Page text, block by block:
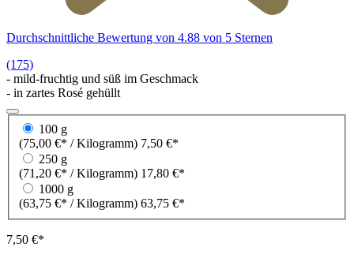
Durchschnittliche Bewertung von 4.88 von 5 Sternen
(175)
- mild-fruchtig und süß im Geschmack
- in zartes Rosé gehüllt
100 g
(75,00 €* / Kilogramm) 7,50 €*
250 g
(71,20 €* / Kilogramm) 17,80 €*
1000 g
(63,75 €* / Kilogramm) 63,75 €*
7,50 €*